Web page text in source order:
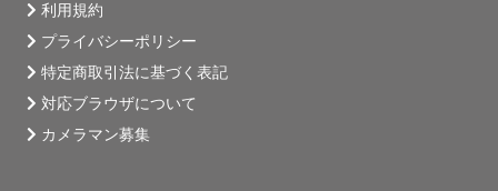
利用規約
プライバシーポリシー
特定商取引法に基づく表記
対応ブラウザについて
カメラマン募集